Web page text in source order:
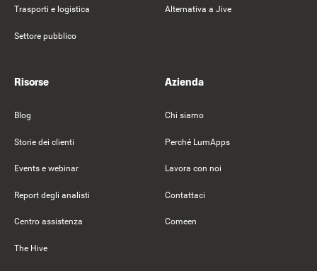
Trasporti e logistica
Settore pubblico
Alternativa a Jive
Risorse
Blog
Storie dei clienti
Events e webinar
Report degli analisti
Centro assistenza
The Hive
Azienda
Chi siamo
Perché LumApps
Lavora con noi
Contattaci
Comeen